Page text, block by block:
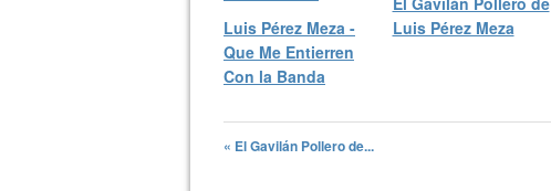
Luis Pérez Meza -
Que Me Entierren
Con la Banda
Luis Pérez Meza
« El Gavilán Pollero de...